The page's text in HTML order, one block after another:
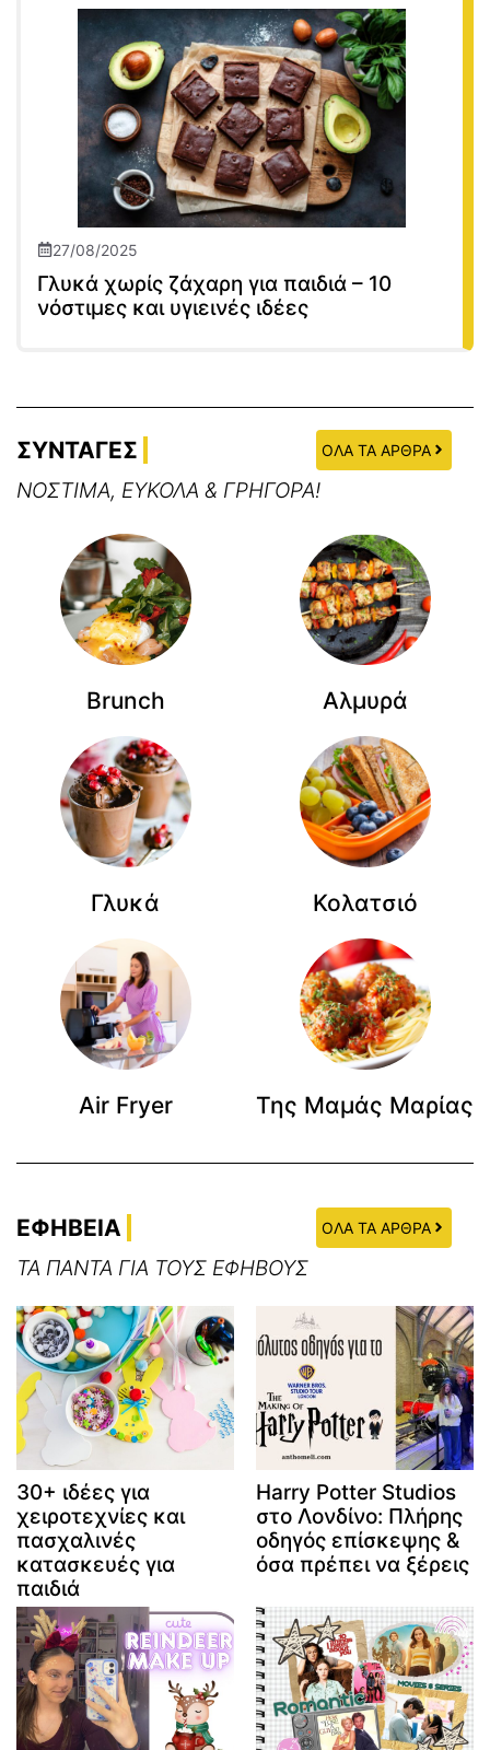
27/08/2025
Γλυκά χωρίς ζάχαρη για παιδιά – 10
νόστιμες και υγιεινές ιδέες
ΣΥΝΤΑΓΕΣ ΟΛΑ ΤΑ ΑΡΘΡΑ
ΝΟΣΤΙΜΑ, ΕΥΚΟΛΑ & ΓΡΗΓΟΡΑ!
Brunch Αλμυρά
Γλυκά Κολατσιό
Air Fryer Της Μαμάς Μαρίας
ΕΦΗΒΕΙΑ ΟΛΑ ΤΑ ΑΡΘΡΑ
ΤΑ ΠΑΝΤΑ ΓΙΑ ΤΟΥΣ ΕΦΗΒΟΥΣ
30+ ιδέες για
χειροτεχνίες και
πασχαλινές
κατασκευές για
παιδιά
Harry Potter Studios
στο Λονδίνο: Πλήρης
οδηγός επίσκεψης &
όσα πρέπει να ξέρεις